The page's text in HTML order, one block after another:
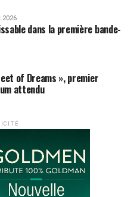
2026
dans la première bande-
of Dreams », premier
attendu